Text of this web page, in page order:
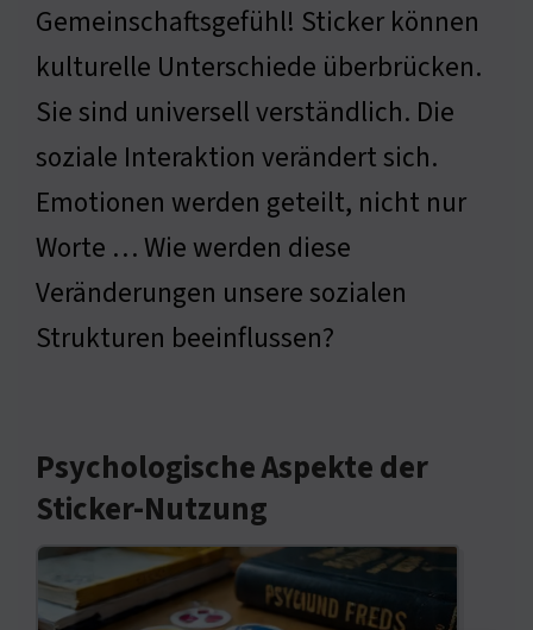
Gemeinschaftsgefühl! Sticker können
kulturelle Unterschiede überbrücken.
Sie sind universell verständlich. Die
soziale Interaktion verändert sich.
Emotionen werden geteilt, nicht nur
Worte … Wie werden diese
Veränderungen unsere sozialen
Strukturen beeinflussen?
Psychologische Aspekte der
Sticker-Nutzung